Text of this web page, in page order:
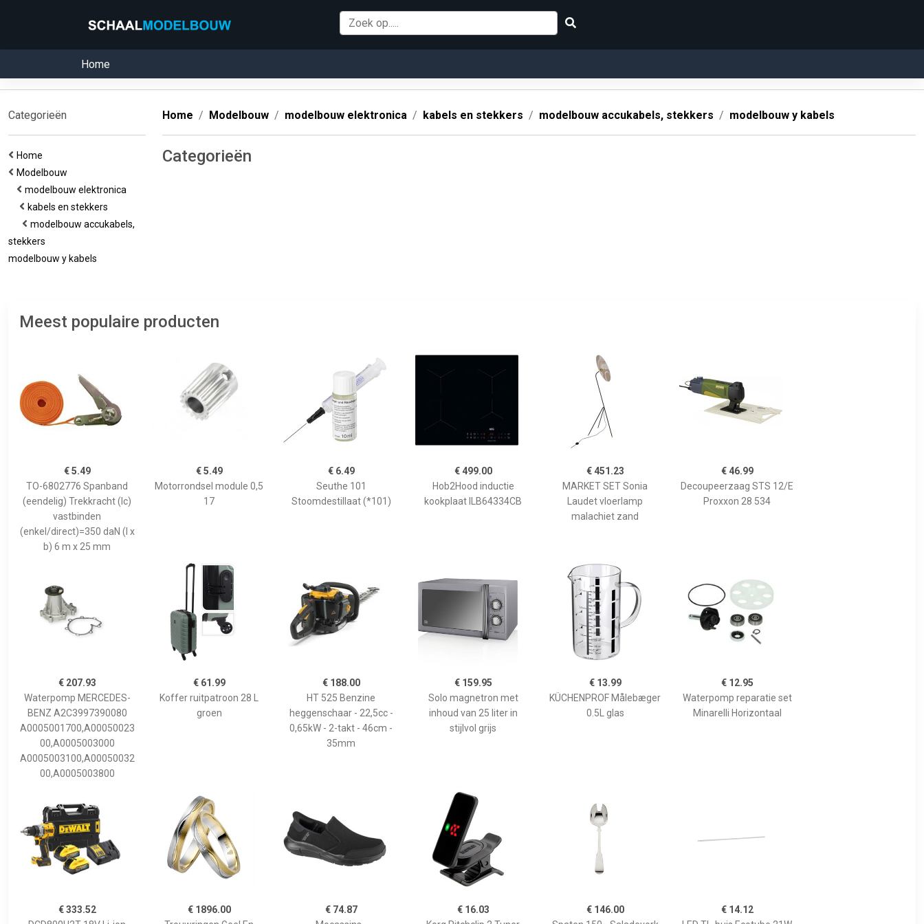
Home
Categorieën
Home
Modelbouw
modelbouw elektronica
kabels en stekkers
modelbouw accukabels,
stekkers
modelbouw y kabels
Home Modelbouw modelbouw elektronica kabels en stekkers modelbouw accukabels, stekkers modelbouw y kabels
Categorieën
Meest populaire producten
€ 5.49
TO-6802776 Spanband
(eendelig) Trekkracht (lc)
vastbinden
(enkel/direct)=350 daN (l x
b) 6 m x 25 mm
€ 5.49
Motorrondsel module 0,5
17
€ 6.49
Seuthe 101
Stoomdestillaat (*101)
€ 499.00
Hob2Hood inductie
kookplaat ILB64334CB
€ 451.23
MARKET SET Sonia
Laudet vloerlamp
malachiet zand
€ 46.99
Decoupeerzaag STS 12/E
Proxxon 28 534
€ 207.93
Waterpomp MERCEDES-
BENZ A2C3997390080
A0005001700,A00050023
00,A0005003000
A0005003100,A00050032
00,A0005003800
€ 61.99
Koffer ruitpatroon 28 L
groen
€ 188.00
HT 525 Benzine
heggenschaar - 22,5cc -
0,65kW - 2-takt - 46cm -
35mm
€ 159.95
Solo magnetron met
inhoud van 25 liter in
stijlvol grijs
€ 13.99
KÜCHENPROF Målebæger
0.5L glas
€ 12.95
Waterpomp reparatie set
Minarelli Horizontaal
€ 333.52
€ 1896.00
€ 74.87
€ 16.03
€ 146.00
€ 14.12